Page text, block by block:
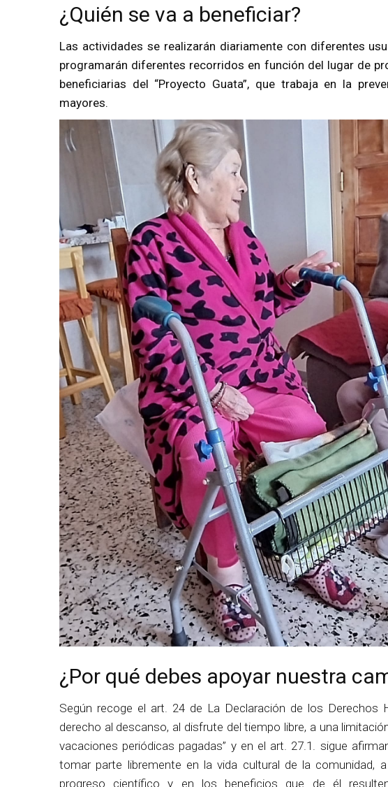
¿Quién se va a beneficiar?
Las actividades se realizarán diariamente con diferentes
programarán diferentes recorridos en función del lugar de
beneficiarias del “Proyecto Guata”, que trabaja en la
mayores.
¿Por qué debes apoyar nuestra
Según recoge el art. 24 de La Declaración de los Derechos
derecho al descanso, al disfrute del tiempo libre, a una
vacaciones periódicas pagadas” y en el art. 27.1. sigue
tomar parte libremente en la vida cultural de la comunidad,
progreso científico y en los beneficios que de él